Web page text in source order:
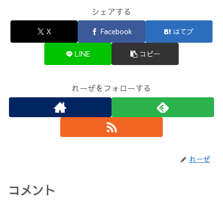
シェアする
X Facebook はてブ
LINE コピー
れーぜをフォローする
れーぜ
コメント